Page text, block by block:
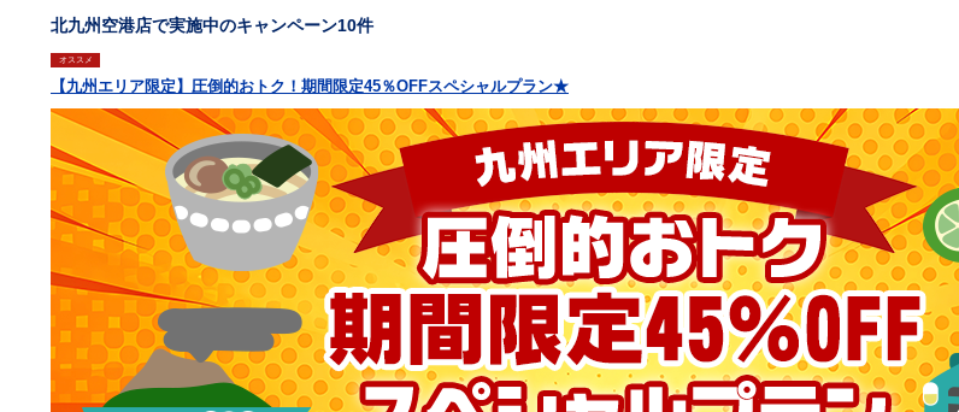
北九州空港店で実施中のキャンペーン10件
オススメ
【九州エリア限定】圧倒的おトク！期間限定45％OFFスペシャルプラン★